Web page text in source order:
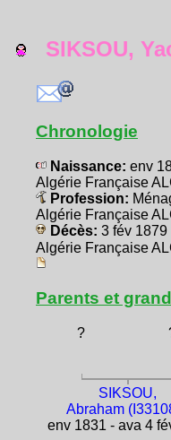
SIKSOU,
Chronologie
Naissance: env
Algérie Française
Profession:
Algérie Française
Décès: 3 fév 1879
Algérie Française
Parents et
?
SIKSOU,
Abraham
env 1831 - ava 4